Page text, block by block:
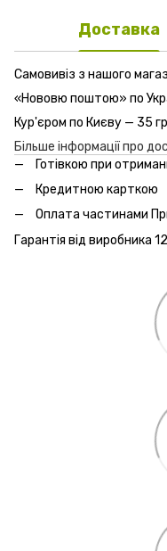
Доставка
Самовивіз з нашого
«Нововю поштою» по
Кур'єром по Києву — 35
Більше інформації про
Готівкою при
Кредитною карткою
Оплата частинами
Гарантія від виробника